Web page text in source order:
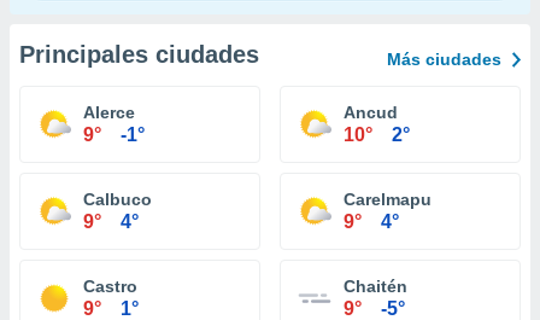
Principales ciudades Más ciudades
Alerce
9° -1°
Ancud
10° 2°
Calbuco
9° 4°
Carelmapu
9° 4°
Castro
9° 1°
Chaitén
9° -5°